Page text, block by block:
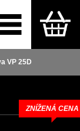
VP 25D
ZNÍŽENÁ CENA